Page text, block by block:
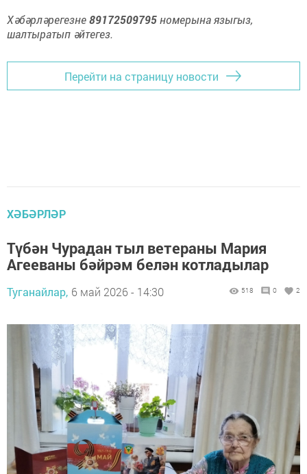
Хәбәрләрегезне89172509795номерына языгыз,
шалтыратып әйтегез.
Перейти на страницу новости
ХӘБӘРЛӘР
Түбән Чурадан тыл ветераны Мария
Агееваны бәйрәм белән котладылар
Туганайлар, 6 май 2026 - 14:30 518 0 2